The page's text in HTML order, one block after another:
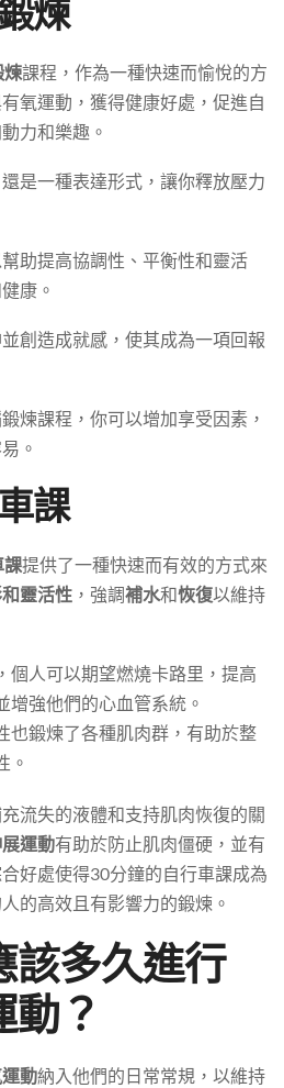
煉
煉課程，作為一種快速而愉悅的方
氧運動，獲得健康好處，促進自
力和樂趣。
是一種表達形式，讓你釋放壓力
助提高協調性、平衡性和靈活
康。
創造成就感，使其成為一項回報
煉課程，你可以增加享受因素，
。
課
課提供了一種快速而有效的方式來
靈活性 ，強調補水和恢復以維持
個人可以期望燃燒卡路里，提高
增強他們的心血管系統。
也鍛煉了各種肌肉群，有助於整
。
流失的液體和支持肌肉恢復的關
運動有助於防止肌肉僵硬，並有
好處使得30分鐘的自行車課成為
的高效且有影響力的鍛煉。
該多久進行
動？
動納入他們的日常常規，以維持